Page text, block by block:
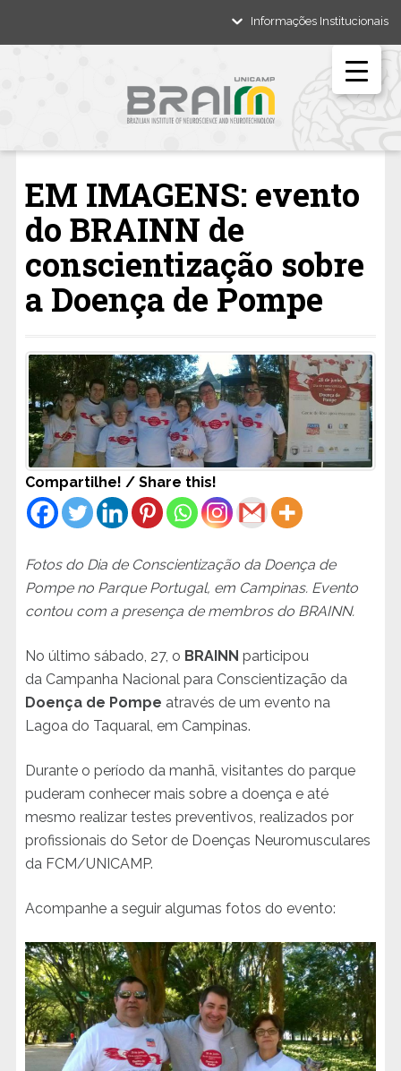
Informações Institucionais
EM IMAGENS: evento
do BRAINN de
conscientização sobre
a Doença de Pompe
Compartilhe! / Share this!
Fotos do Dia de Conscientização da Doença de
Pompe no Parque Portugal, em Campinas. Evento
contou com a presença de membros do BRAINN.
No último sábado, 27, o BRAINN participou
da Campanha Nacional para Conscientização da
Doença de Pompe através de um evento na
Lagoa do Taquaral, em Campinas.
Durante o período da manhã, visitantes do parque
puderam conhecer mais sobre a doença e até
mesmo realizar testes preventivos, realizados por
profissionais do Setor de Doenças Neuromusculares
da FCM/UNICAMP.
Acompanhe a seguir algumas fotos do evento: